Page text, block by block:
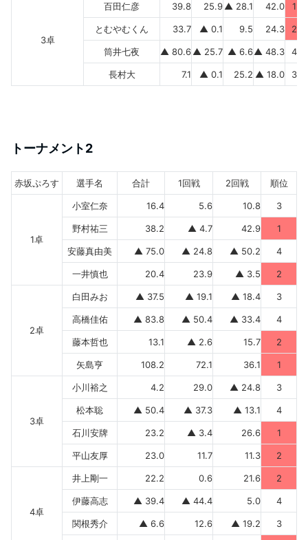
3卓
百田仁彦 39.8 25.9▲ 28.1 42.0 1
とむやむくん 33.7 ▲ 0.1 9.5 24.3 2
筒井七夜 ▲ 80.6▲ 25.7 ▲ 6.6▲ 48.3 4
長村大 7.1 ▲ 0.1 25.2 ▲ 18.0 3
トーナメント2
赤坂ぷろす 選手名 合計 1回戦 2回戦 順位
1卓
小室仁奈 16.4 5.6 10.8 3
野村祐三 38.2 ▲ 4.7 42.9 1
安藤真由美 ▲ 75.0 ▲ 24.8 ▲ 50.2 4
一井慎也 20.4 23.9 ▲ 3.5 2
2卓
白田みお ▲ 37.5 ▲ 19.1 ▲ 18.4 3
高橋佳佑 ▲ 83.8 ▲ 50.4 ▲ 33.4 4
藤本哲也 13.1 ▲ 2.6 15.7 2
矢島亨 108.2 72.1 36.1 1
3卓
小川裕之 4.2 29.0 ▲ 24.8 3
松本聡 ▲ 50.4 ▲ 37.3 ▲ 13.1 4
石川安牌 23.2 ▲ 3.4 26.6 1
平山友厚 23.0 11.7 11.3 2
4卓
井上剛一 22.2 0.6 21.6 2
伊藤高志 ▲ 39.4 ▲ 44.4 5.0 4
関根秀介 ▲ 6.6 12.6 ▲ 19.2 3